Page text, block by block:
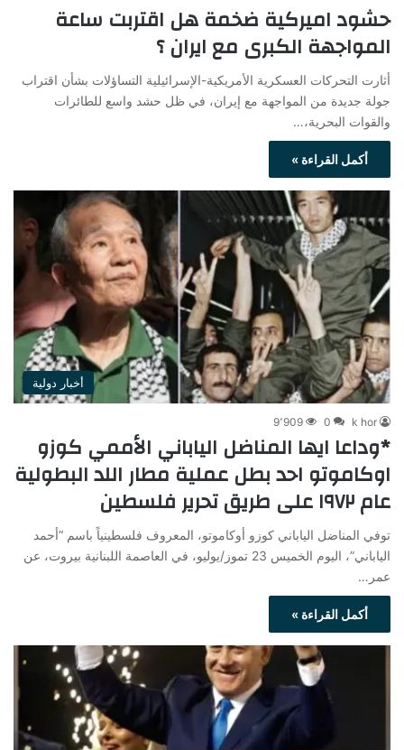
حشود اميركية ضخمة هل اقتربت ساعة
المواجهة الكبرى مع ايران ؟
أثارت التحركات العسكرية الأمريكية-الإسرائيلية التساؤلات بشأن اقتراب
جولة جديدة من المواجهة مع إيران، في ظل حشد واسع للطائرات
والقوات البحرية،…
أكمل القراءة »
أخبار دولية
k hor
0 9٬909
*وداعا ايها المناضل الياباني الأممي كوزو
اوكاموتو احد بطل عملية مطار اللد البطولية
عام ١٩٧٢ على طريق تحرير فلسطين
توفي المناضل الياباني كوزو أوكاموتو، المعروف فلسطينياً باسم “أحمد
الياباني”، اليوم الخميس 23 تموز/يوليو، في العاصمة اللبنانية بيروت، عن
عمر…
أكمل القراءة »